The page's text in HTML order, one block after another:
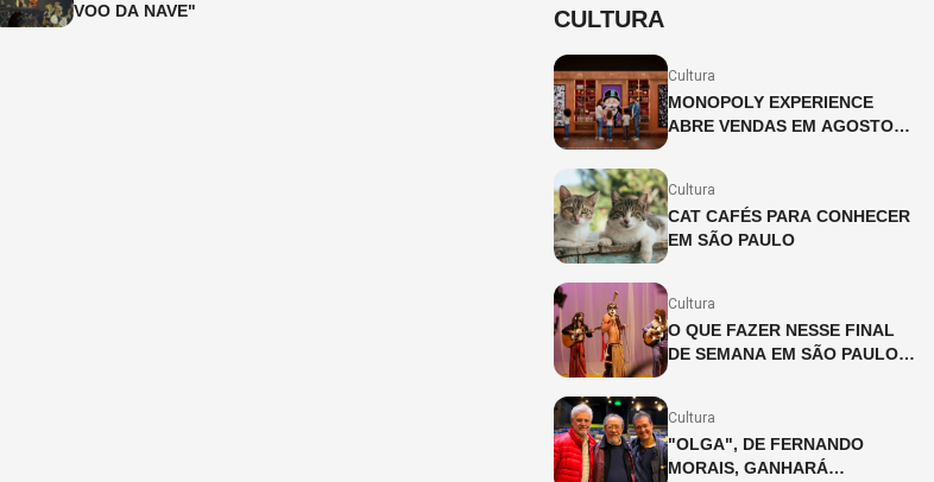
VOO DA NAVE"
CULTURA
Cultura
MONOPOLY EXPERIENCE
ABRE VENDAS EM AGOSTO
Cultura
CAT CAFÉS PARA CONHECER
EM SÃO PAULO
Cultura
O QUE FAZER NESSE FINAL
DE SEMANA EM SÃO PAULO?
Cultura
"OLGA", DE FERNANDO
MORAIS, GANHARÁ